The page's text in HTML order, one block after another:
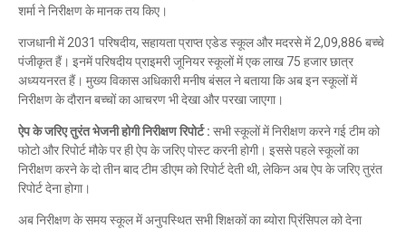
शर्मा ने निरीक्षण के मानक तय किए।
राजधानी में 2031 परिषदीय, सहायता प्राप्त एडेड स्कूल और मदरसे में 2,09,886 बच्चे
पंजीकृत हैं। इनमें परिषदीय प्राइमरी जूनियर स्कूलों में एक लाख 75 हजार छात्र
अध्ययनरत हैं। मुख्य विकास अधिकारी मनीष बंसल ने बताया कि अब इन स्कूलों में
निरीक्षण के दौरान बच्चों का आचरण भी देखा और परखा जाएगा।
ऐप के जरिए तुरंत भेजनी होगी निरीक्षण रिपोर्ट : सभी स्कूलों में निरीक्षण करने गई टीम को
फोटो और रिपोर्ट मौके पर ही ऐप के जरिए पोस्ट करनी होगी। इससे पहले स्कूलों का
निरीक्षण करने के दो तीन बाद टीम डीएम को रिपोर्ट देती थी, लेकिन अब ऐप के जरिए तुरंत
रिपोर्ट देना होगा।
अब निरीक्षण के समय स्कूल में अनुपस्थित सभी शिक्षकों का ब्योरा प्रिंसिपल को देना